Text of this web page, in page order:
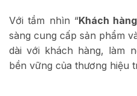
Với tầm nhìn “Khách
sàng cung cấp sản phẩm
dài với khách hàng, làm
bền vững của thương hiệu